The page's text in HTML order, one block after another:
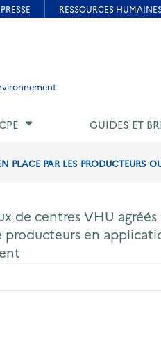
GUIDES ET
PLACE PAR LES PRODUCTEURS
de centres VHU
en